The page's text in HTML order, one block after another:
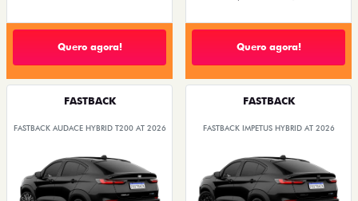
Quero agora! Quero agora!
FASTBACK
FASTBACK AUDACE HYBRID T200 AT 2026
FASTBACK
FASTBACK IMPETUS HYBRID AT 2026